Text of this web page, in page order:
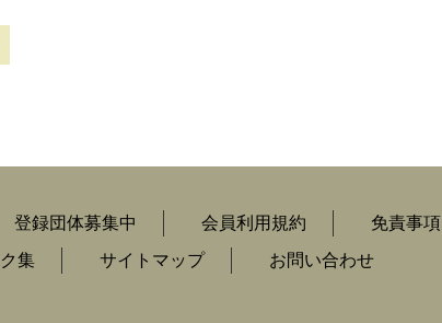
登録団体募集中 会員利用規約
免責事項
集 サイトマップ お問い合わせ